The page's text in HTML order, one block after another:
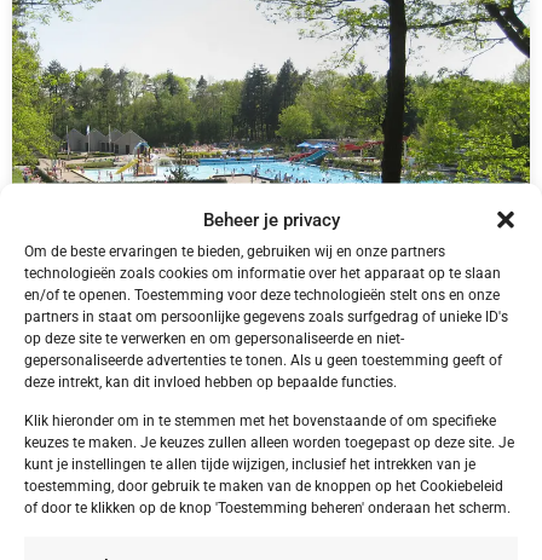
Beheer je privacy
Om de beste ervaringen te bieden, gebruiken wij en onze partners
technologieën zoals cookies om informatie over het apparaat op te slaan
en/of te openen. Toestemming voor deze technologieën stelt ons en onze
partners in staat om persoonlijke gegevens zoals surfgedrag of unieke ID's
op deze site te verwerken en om gepersonaliseerde en niet-
gepersonaliseerde advertenties te tonen. Als u geen toestemming geeft of
deze intrekt, kan dit invloed hebben op bepaalde functies.
Klik hieronder om in te stemmen met het bovenstaande of om specifieke
keuzes te maken. Je keuzes zullen alleen worden toegepast op deze site. Je
kunt je instellingen te allen tijde wijzigen, inclusief het intrekken van je
toestemming, door gebruik te maken van de knoppen op het Cookiebeleid
of door te klikken op de knop 'Toestemming beheren' onderaan het scherm.
NL,Friesland
Friesland Appelscha Camping Alkenhaer
€ 395,00